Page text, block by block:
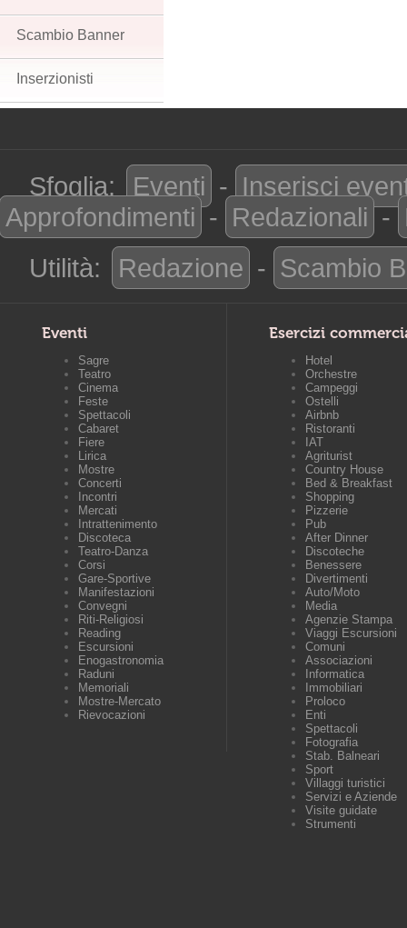
Scambio Banner
Inserzionisti
Sfoglia: Eventi - Inserisci
Approfondimenti - Redazionali -
Utilità:
Redazione - Scambio
Eventi
Sagre
Teatro
Cinema
Feste
Spettacoli
Cabaret
Fiere
Lirica
Mostre
Concerti
Incontri
Mercati
Intrattenimento
Discoteca
Teatro-Danza
Corsi
Gare-Sportive
Manifestazioni
Convegni
Riti-Religiosi
Reading
Escursioni
Enogastronomia
Raduni
Memoriali
Mostre-Mercato
Rievocazioni
Esercizi
Hotel
Orchestre
Campeggi
Ostelli
Airbnb
Ristoranti
IAT
Agriturist
Country House
Bed & Breakfast
Shopping
Pizzerie
Pub
After Dinner
Discoteche
Benessere
Divertimenti
Auto/Moto
Media
Agenzie Stampa
Viaggi Escursioni
Comuni
Associazioni
Informatica
Immobiliari
Proloco
Enti
Spettacoli
Fotografia
Stab. Balneari
Sport
Villaggi turistici
Servizi e Aziende
Visite guidate
Strumenti